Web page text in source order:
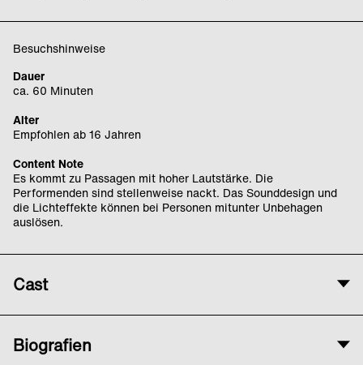
Besuchshinweise
Dauer
ca. 60 Minuten
Alter
Empfohlen ab 16 Jahren
Content Note
Es kommt zu Passagen mit hoher Lautstärke. Die
Performenden sind stellenweise nackt. Das Sounddesign und
die Lichteffekte können bei Personen mitunter Unbehagen
auslösen.
Cast
Diana Niepce
Biografien